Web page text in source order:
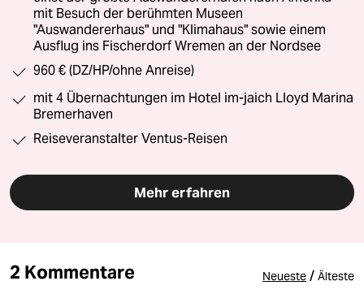
mit Besuch der berühmten Museen
"Auswandererhaus" und "Klimahaus" sowie einem
Ausflug ins Fischerdorf Wremen an der Nordsee
960 € (DZ/HP/ohne Anreise)
mit 4 Übernachtungen im Hotel im-jaich Lloyd Marina
Bremerhaven
Reiseveranstalter Ventus-Reisen
Mehr erfahren
2 Kommentare Neueste / Älteste